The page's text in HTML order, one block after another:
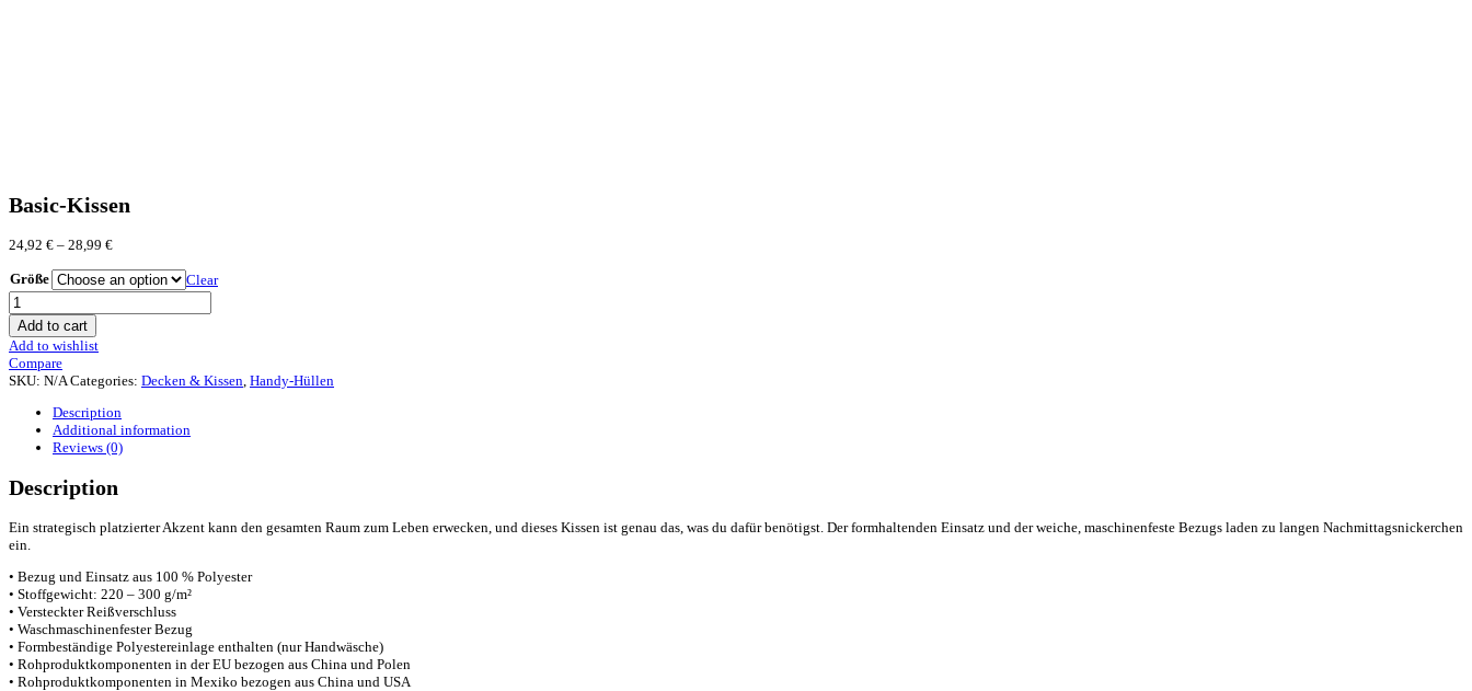
Basic-Kissen
24,92 € – 28,99 €
Größe
Clear
Basic-
Kissen
quantity
Add to cart
Add to wishlist
Compare
SKU: N/A Categories: Decken & Kissen, Handy-Hüllen
Description
Additional information
Reviews (0)
Description
Ein strategisch platzierter Akzent kann den gesamten Raum zum Leben erwecken, und dieses Kissen ist genau das, was du dafür benötigst. Der formhaltenden Einsatz und der weiche, maschinenfeste Bezugs laden zu langen Nachmittagsnickerchen
ein.
• Bezug und Einsatz aus 100 % Polyester
• Stoffgewicht: 220 – 300 g/m²
• Versteckter Reißverschluss
• Waschmaschinenfester Bezug
• Formbeständige Polyestereinlage enthalten (nur Handwäsche)
• Rohproduktkomponenten in der EU bezogen aus China und Polen
• Rohproduktkomponenten in Mexiko bezogen aus China und USA